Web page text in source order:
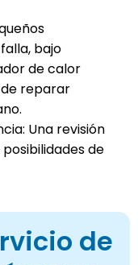
bajo
de calor
reparar
Una revisión
de
de